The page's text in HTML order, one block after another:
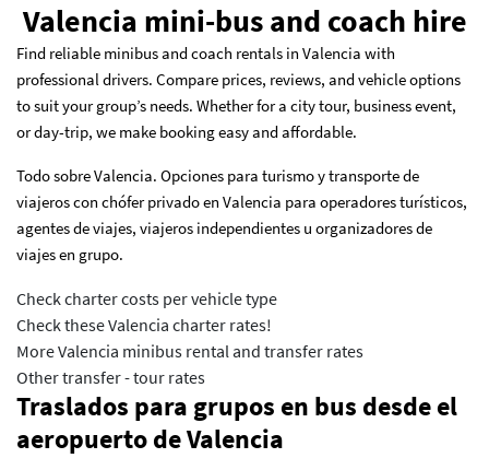
Valencia mini-bus and coach hire
Find reliable minibus and coach rentals in Valencia with
professional drivers. Compare prices, reviews, and vehicle options
to suit your group’s needs. Whether for a city tour, business event,
or day-trip, we make booking easy and affordable.
Todo sobre Valencia. Opciones para turismo y transporte de
viajeros con chófer privado en Valencia para operadores turísticos,
agentes de viajes, viajeros independientes u organizadores de
viajes en grupo.
Check charter costs per vehicle type
Check these Valencia charter rates!
More Valencia minibus rental and transfer rates
Other transfer - tour rates
Traslados para grupos en bus desde el
aeropuerto de Valencia